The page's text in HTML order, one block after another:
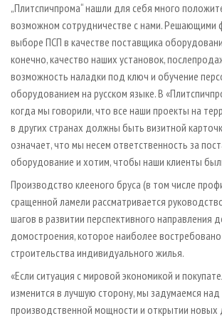
„Плитспичпрома“ нашли для себя много
возможном сотрудничестве с нами. Решающими
выборе ПСП в качестве поставщика
конечно, качество наших установок,
возможность наладки под ключ и обучение
оборудованием на русском языке. В
когда мы говорили, что все наши проекты на
в других странах должны быть визитной
означает, что мы несем ответственность за
оборудование и хотим, чтобы наши клиенты
Производство клееного бруса (в том числе
сращенной ламели рассматривается
шагов в развитии перспективного направления
домостроения, которое наиболее
строительства индивидуального жилья.
«Если ситуация с мировой экономикой и
изменится в лучшую сторону, мы задумаемся
производственной мощности и открытии